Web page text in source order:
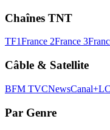
Chaînes TNT
TF1France 2France 3
Câble & Satellite
BFM TVCNewsCanal+
Par Genre